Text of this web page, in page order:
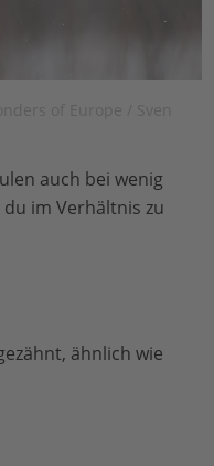
auch bei wenig
im Verhältnis zu
ähnlich wie